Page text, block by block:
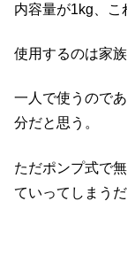
内容量が1kg、こ
使用するのは家
一人で使うので
分だと思う。
ただポンプ式で
ていってしまうだ